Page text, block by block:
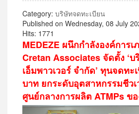
Category: บริษัทจดทะเบียน
Published on Wednesday, 08 July
Hits: 1771
MEDEZE ผนึกกำลังองค์การ
Cretan Associatesจัดตั้ง ‘
เอ็มพาวเวอร์ จำกัด’ ทุนจดทะ
บาท ยกระดับอุตสาหกรรมชีว
ศูนย์กลางการผลิต ATMPs ข